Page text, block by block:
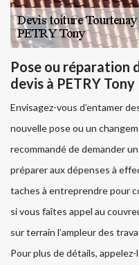
Pose ou réparation
devis à PETRY Tony
Envisagez-vous d’entamer
nouvelle pose ou un
recommandé de demander
préparer aux dépenses à
taches à entreprendre pour
si vous faîtes appel au
sur terrain l’ampleur des
Pour plus de détails, appelez-